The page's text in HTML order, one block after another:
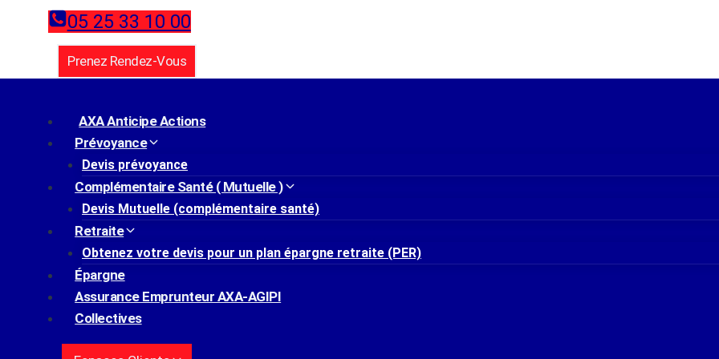
05 25 33 10 00
Prenez Rendez-Vous
AXA Anticipe Actions
Prévoyance
Devis prévoyance
Complémentaire Santé ( Mutuelle )
Devis Mutuelle (complémentaire santé)
Retraite
Obtenez votre devis pour un plan épargne retraite (PER)
Épargne
Assurance Emprunteur AXA-AGIPI
Collectives
Actualités
Introduction
Dans le monde des affaires, la transmission d’entreprise est un sujet crucial. Récemment, une nouvelle loi
exactement pour les dirigeants ? Explore les implications de cette législation et découvre comment s’y préparer.
Les Grandes Lignes De La Nouvelle Loi Fiscale